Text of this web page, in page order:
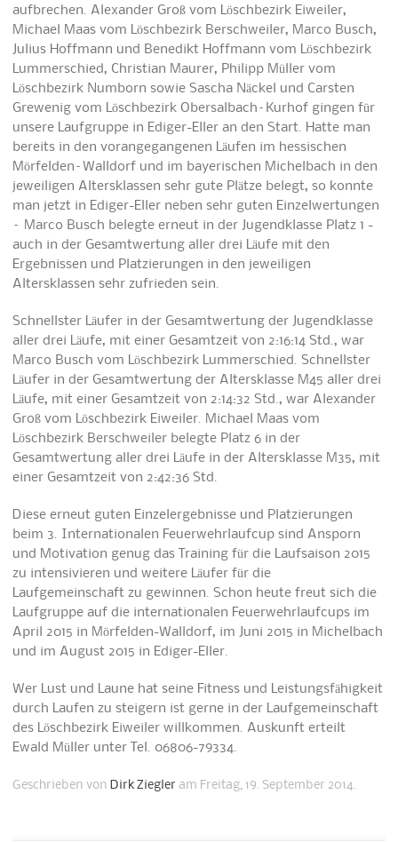
aufbrechen. Alexander Groß vom Löschbezirk Eiweiler,
Michael Maas vom Löschbezirk Berschweiler, Marco Busch,
Julius Hoffmann und Benedikt Hoffmann vom Löschbezirk
Lummerschied, Christian Maurer, Philipp Müller vom
Löschbezirk Numborn sowie Sascha Näckel und Carsten
Grewenig vom Löschbezirk Obersalbach–Kurhof gingen für
unsere Laufgruppe in Ediger-Eller an den Start. Hatte man
bereits in den vorangegangenen Läufen im hessischen
Mörfelden–Walldorf und im bayerischen Michelbach in den
jeweiligen Altersklassen sehr gute Plätze belegt, so konnte
man jetzt in Ediger-Eller neben sehr guten Einzelwertungen
– Marco Busch belegte erneut in der Jugendklasse Platz 1 -
auch in der Gesamtwertung aller drei Läufe mit den
Ergebnissen und Platzierungen in den jeweiligen
Altersklassen sehr zufrieden sein.
Schnellster Läufer in der Gesamtwertung der Jugendklasse
aller drei Läufe, mit einer Gesamtzeit von 2:16:14 Std., war
Marco Busch vom Löschbezirk Lummerschied. Schnellster
Läufer in der Gesamtwertung der Altersklasse M45 aller drei
Läufe, mit einer Gesamtzeit von 2:14:32 Std., war Alexander
Groß vom Löschbezirk Eiweiler. Michael Maas vom
Löschbezirk Berschweiler belegte Platz 6 in der
Gesamtwertung aller drei Läufe in der Altersklasse M35, mit
einer Gesamtzeit von 2:42:36 Std.
Diese erneut guten Einzelergebnisse und Platzierungen
beim 3. Internationalen Feuerwehrlaufcup sind Ansporn
und Motivation genug das Training für die Laufsaison 2015
zu intensivieren und weitere Läufer für die
Laufgemeinschaft zu gewinnen. Schon heute freut sich die
Laufgruppe auf die internationalen Feuerwehrlaufcups im
April 2015 in Mörfelden-Walldorf, im Juni 2015 in Michelbach
und im August 2015 in Ediger-Eller.
Wer Lust und Laune hat seine Fitness und Leistungsfähigkeit
durch Laufen zu steigern ist gerne in der Laufgemeinschaft
des Löschbezirk Eiweiler willkommen. Auskunft erteilt
Ewald Müller unter Tel. 06806-79334.
Geschrieben von Dirk Ziegler am Freitag, 19. September 2014.